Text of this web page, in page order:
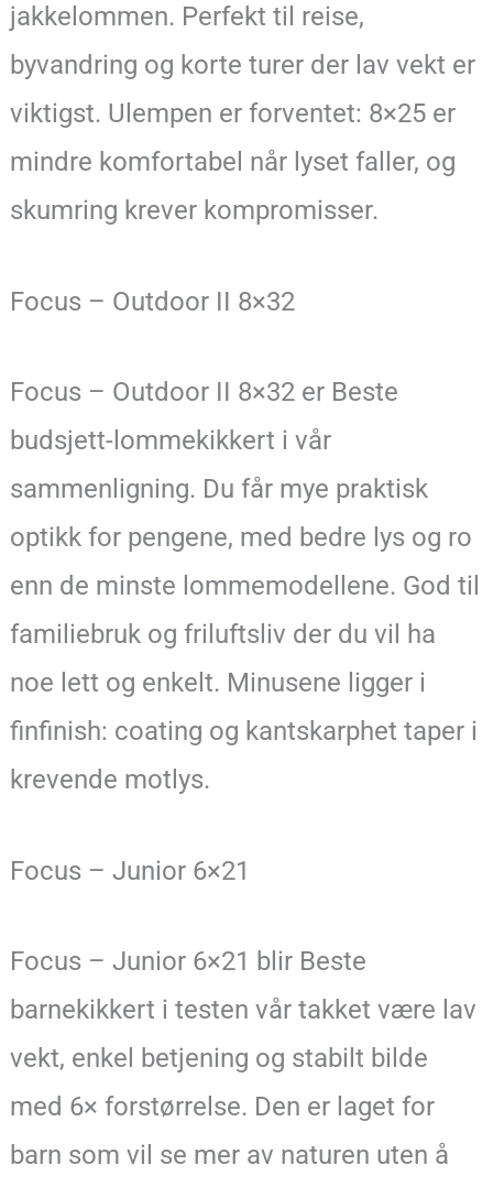
jakkelommen. Perfekt til reise,
byvandring og korte turer der lav vekt er
viktigst. Ulempen er forventet: 8×25 er
mindre komfortabel når lyset faller, og
skumring krever kompromisser.
Focus – Outdoor II 8×32
Focus – Outdoor II 8×32 er Beste
budsjett-lommekikkert i vår
sammenligning. Du får mye praktisk
optikk for pengene, med bedre lys og ro
enn de minste lommemodellene. God til
familiebruk og friluftsliv der du vil ha
noe lett og enkelt. Minusene ligger i
finfinish: coating og kantskarphet taper i
krevende motlys.
Focus – Junior 6×21
Focus – Junior 6×21 blir Beste
barnekikkert i testen vår takket være lav
vekt, enkel betjening og stabilt bilde
med 6× forstørrelse. Den er laget for
barn som vil se mer av naturen uten å